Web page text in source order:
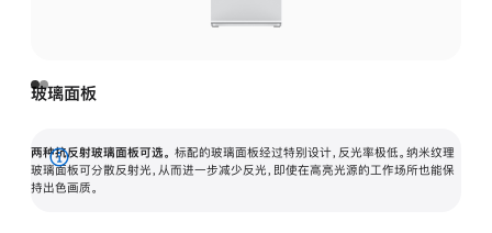
玻璃面板
两种抗反射玻璃面板可选。 标配的玻璃面板经过特别设计，反光率极低。纳米纹理
玻璃面板可分散反射光，从而进一步减少反光，即使在高亮光源的工作场所也能保
持出色画质。
展
开